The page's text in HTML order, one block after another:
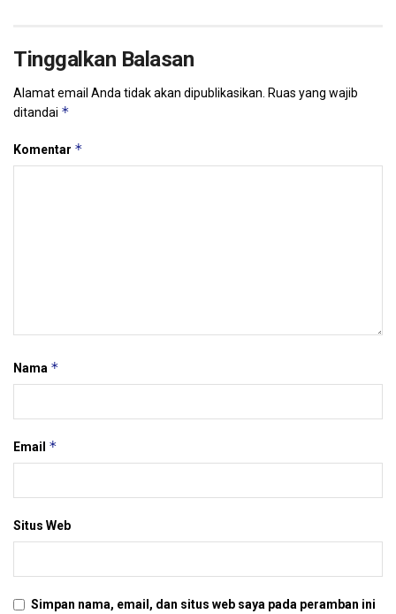
Tinggalkan Balasan
Alamat email Anda tidak akan dipublikasikan. Ruas yang wajib
ditandai *
Komentar *
Nama *
Email *
Situs Web
Simpan nama, email, dan situs web saya pada peramban ini